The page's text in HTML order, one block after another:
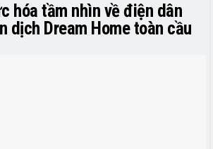
hóa tầm nhìn về điện dân
dịch Dream Home toàn cầu